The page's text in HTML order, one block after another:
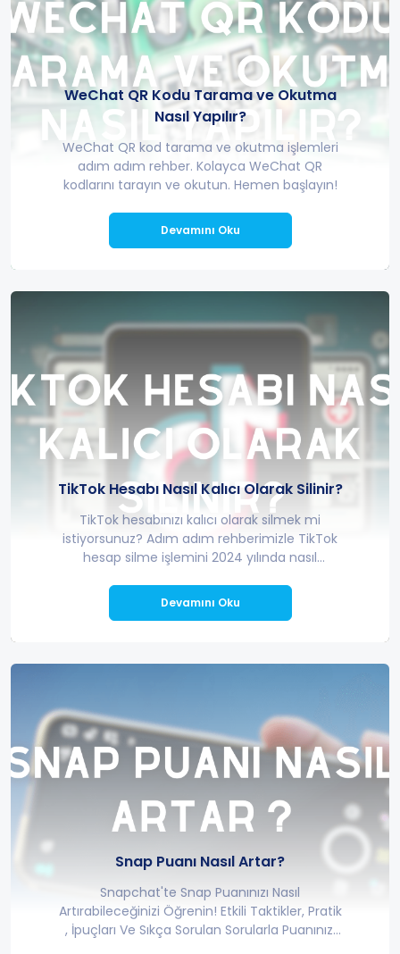
WeChat QR Kodu Tarama ve Okutma
Nasıl Yapılır?
WeChat QR kod tarama ve okutma işlemleri
adım adım rehber. Kolayca WeChat QR
kodlarını tarayın ve okutun. Hemen başlayın!
Devamını Oku
TikTok Hesabı Nasıl Kalıcı Olarak Silinir?
TikTok hesabınızı kalıcı olarak silmek mi
istiyorsunuz? Adım adım rehberimizle TikTok
hesap silme işlemini 2024 yılında nasıl
Devamını Oku
Snap Puanı Nasıl Artar?
Snapchat'te Snap Puanınızı Nasıl
Artırabileceğinizi Öğrenin! Etkili Taktikler, Pratik
, İpuçları Ve Sıkça Sorulan Sorularla Puanınızı